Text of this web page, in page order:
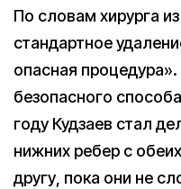
По словам хирурга
стандартное
опасная
безопасного
году Кудзаев стал
нижних ребер с
другу, пока они не